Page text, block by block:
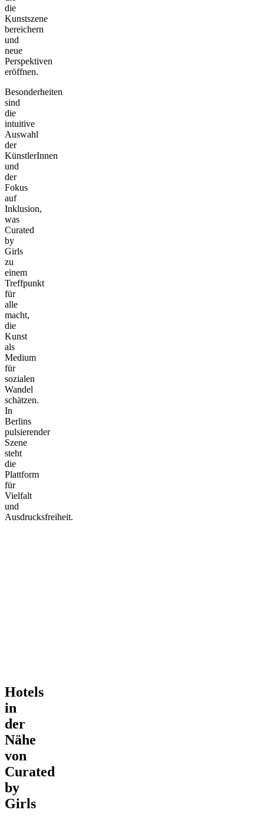
die
Kunstszene
bereichern
und
neue
Perspektiven
eröffnen.
Besonderheiten
sind
die
intuitive
Auswahl
der
KünstlerInnen
und
der
Fokus
auf
Inklusion,
was
Curated
by
Girls
zu
einem
Treffpunkt
für
alle
macht,
die
Kunst
als
Medium
für
sozialen
Wandel
schätzen.
In
Berlins
pulsierender
Szene
steht
die
Plattform
für
Vielfalt
und
Ausdrucksfreiheit.
Hotels
in
der
Nähe
von
Curated
by
Girls